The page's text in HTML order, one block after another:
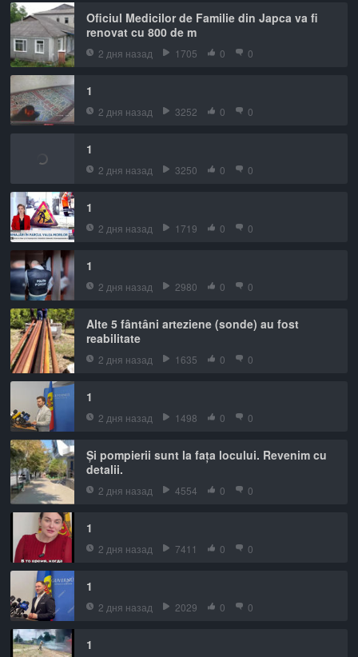
Oficiul Medicilor de Familie din Japca va fi
renovat cu 800 de m
2 дня назад 1705 0 0
1
2 дня назад 3252 0 0
1
2 дня назад 3250 0 0
1
2 дня назад 1719 0 0
1
2 дня назад 2980 0 0
Alte 5 fântâni arteziene (sonde) au fost
reabilitate
2 дня назад 1635 0 0
1
2 дня назад 1498 0 0
Și pompierii sunt la fața locului. Revenim cu
detalii.
2 дня назад 4554 0 0
1
2 дня назад 7411 0 0
1
2 дня назад 2029 0 0
1